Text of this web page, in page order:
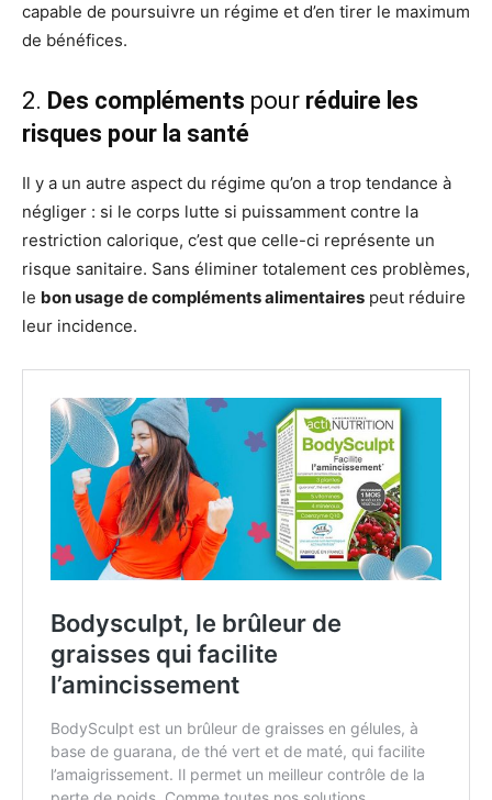
capable de poursuivre un régime et d’en tirer le maximum
de bénéfices.
2. Des compléments pour réduire les
risques pour la santé
Il y a un autre aspect du régime qu’on a trop tendance à
négliger : si le corps lutte si puissamment contre la
restriction calorique, c’est que celle-ci représente un
risque sanitaire. Sans éliminer totalement ces problèmes,
le bon usage de compléments alimentaires peut réduire
leur incidence.